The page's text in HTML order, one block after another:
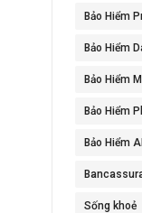
Bảo Hiểm
Bảo Hiểm
Bảo Hiểm
Bảo Hiểm
Bảo Hiểm
Sống khoẻ